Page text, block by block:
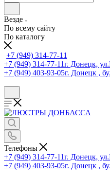
Везде
По всему сайту
По каталогу
+7 (949) 314-77-11
+7 (949) 314-77-11г. Донецк,
+7 (949) 403-93-05г. Донецк ,
Телефоны
+7 (949) 314-77-11г. Донецк,
+7 (949) 403-93-05г. Донецк ,